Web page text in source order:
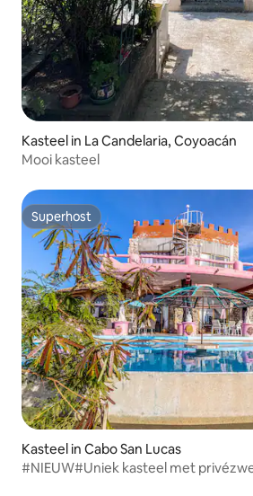
Kasteel in La Candelaria, Coyoacán
Mooi kasteel
Superhost
Superhost
Kasteel in Cabo San Lucas
#NIEUW#Uniek kasteel met